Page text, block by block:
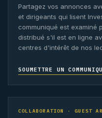
Partagez vos annonces
et dirigeants qui lisent
communiqué est examiné
distribué s'il est en ligne
centres d'intérêt de nos
SOUMETTRE UN
COLLABORATION · GUEST